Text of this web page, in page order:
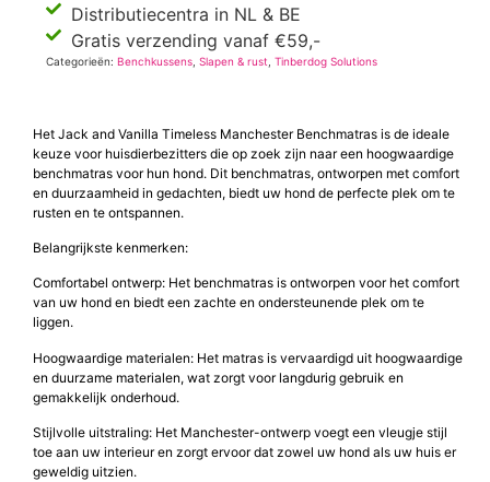
Distributiecentra in NL & BE
Gratis verzending vanaf €59,-
Categorieën:Benchkussens ,Slapen & rust ,Tinberdog Solutions
Het Jack and Vanilla Timeless Manchester Benchmatras is de ideale
keuze voor huisdierbezitters die op zoek zijn naar een hoogwaardige
benchmatras voor hun hond. Dit benchmatras, ontworpen met comfort
en duurzaamheid in gedachten, biedt uw hond de perfecte plek om te
rusten en te ontspannen.
Belangrijkste kenmerken:
Comfortabel ontwerp: Het benchmatras is ontworpen voor het comfort
van uw hond en biedt een zachte en ondersteunende plek om te
liggen.
Hoogwaardige materialen: Het matras is vervaardigd uit hoogwaardige
en duurzame materialen, wat zorgt voor langdurig gebruik en
gemakkelijk onderhoud.
Stijlvolle uitstraling: Het Manchester-ontwerp voegt een vleugje stijl
toe aan uw interieur en zorgt ervoor dat zowel uw hond als uw huis er
geweldig uitzien.